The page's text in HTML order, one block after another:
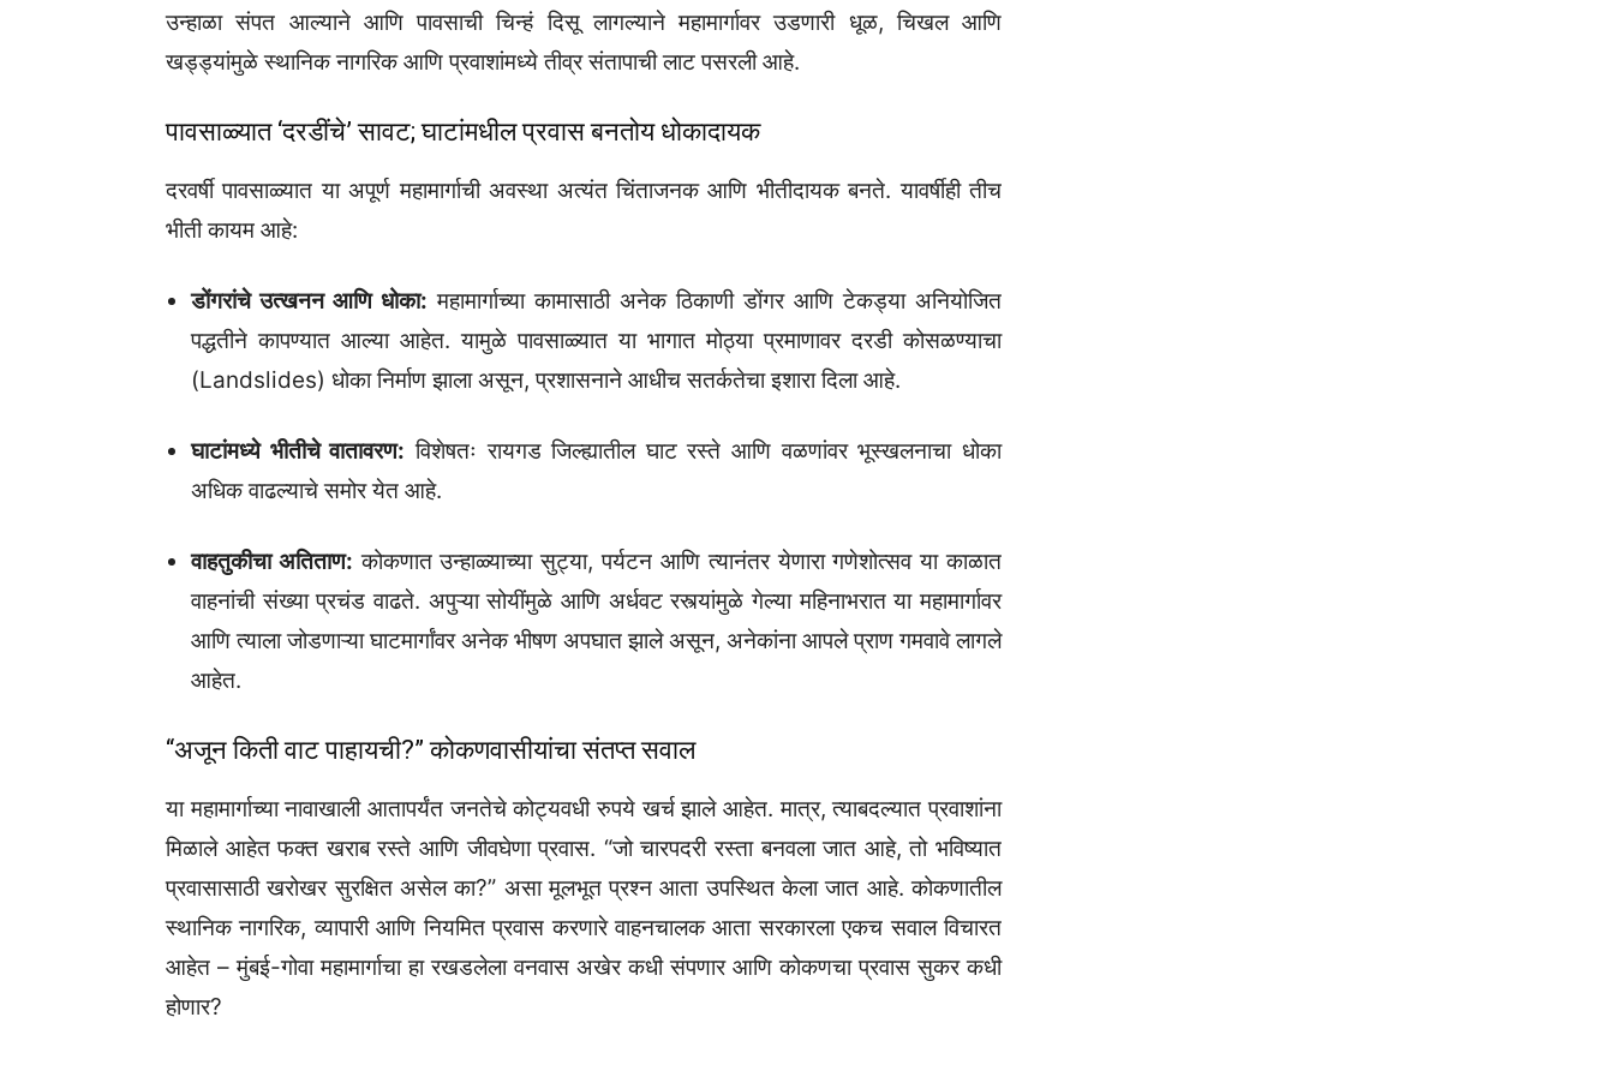
उन्हाळा संपत आल्याने आणि पावसाची चिन्हं दिसू लागल्याने महामार्गावर उडणारी धूळ, चिखल आणि
खड्ड्यांमुळे स्थानिक नागरिक आणि प्रवाशांमध्ये तीव्र संतापाची लाट पसरली आहे.
पावसाळ्यात ‘दरडींचे’ सावट; घाटांमधील प्रवास बनतोय धोकादायक
दरवर्षी पावसाळ्यात या अपूर्ण महामार्गाची अवस्था अत्यंत चिंताजनक आणि भीतीदायक बनते. यावर्षीही तीच
भीती कायम आहे:
डोंगरांचे उत्खनन आणि धोका: महामार्गाच्या कामासाठी अनेक ठिकाणी डोंगर आणि टेकड्या अनियोजित
पद्धतीने कापण्यात आल्या आहेत. यामुळे पावसाळ्यात या भागात मोठ्या प्रमाणावर दरडी कोसळण्याचा
(Landslides) धोका निर्माण झाला असून, प्रशासनाने आधीच सतर्कतेचा इशारा दिला आहे.
घाटांमध्ये भीतीचे वातावरण: विशेषतः रायगड जिल्ह्यातील घाट रस्ते आणि वळणांवर भूस्खलनाचा धोका
अधिक वाढल्याचे समोर येत आहे.
वाहतुकीचा अतिताण: कोकणात उन्हाळ्याच्या सुट्या, पर्यटन आणि त्यानंतर येणारा गणेशोत्सव या काळात
वाहनांची संख्या प्रचंड वाढते. अपुऱ्या सोयींमुळे आणि अर्धवट रस्त्यांमुळे गेल्या महिनाभरात या महामार्गावर
आणि त्याला जोडणाऱ्या घाटमार्गांवर अनेक भीषण अपघात झाले असून, अनेकांना आपले प्राण गमवावे लागले
आहेत.
“अजून किती वाट पाहायची?” कोकणवासीयांचा संतप्त सवाल
या महामार्गाच्या नावाखाली आतापर्यंत जनतेचे कोट्यवधी रुपये खर्च झाले आहेत. मात्र, त्याबदल्यात प्रवाशांना
मिळाले आहेत फक्त खराब रस्ते आणि जीवघेणा प्रवास. “जो चारपदरी रस्ता बनवला जात आहे, तो भविष्यात
प्रवासासाठी खरोखर सुरक्षित असेल का?” असा मूलभूत प्रश्न आता उपस्थित केला जात आहे. कोकणातील
स्थानिक नागरिक, व्यापारी आणि नियमित प्रवास करणारे वाहनचालक आता सरकारला एकच सवाल विचारत
आहेत – मुंबई-गोवा महामार्गाचा हा रखडलेला वनवास अखेर कधी संपणार आणि कोकणचा प्रवास सुकर कधी
होणार?